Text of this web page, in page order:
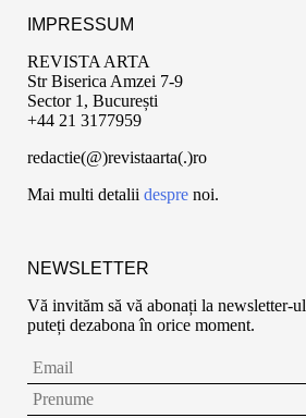
IMPRESSUM
REVISTA ARTA
Str Biserica Amzei 7-9
Sector 1, București
+44 21 3177959
redactie(@)revistaarta(.)ro
Mai multi detalii despre noi.
NEWSLETTER
Vă invităm să vă abonați la newsletter-
puteți dezabona în orice moment.